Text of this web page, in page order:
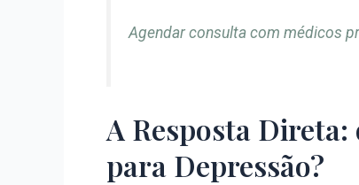
Agendar consulta com médicos
A Resposta
para Depressão?